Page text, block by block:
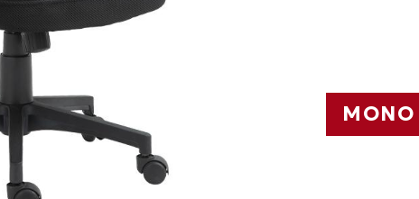
ΜΟΝΟ